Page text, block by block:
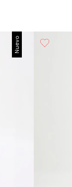
Nuevo